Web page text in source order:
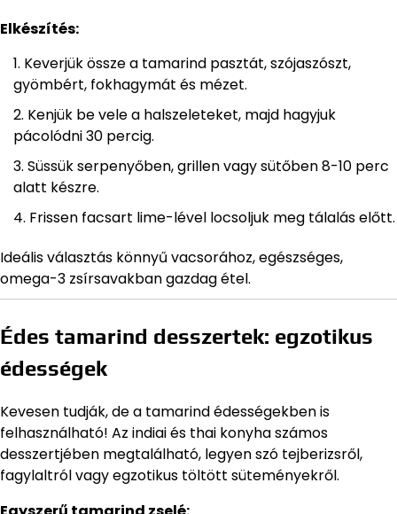
Elkészítés:
Keverjük össze a tamarind pasztát, szójaszószt,
gyömbért, fokhagymát és mézet.
Kenjük be vele a halszeleteket, majd hagyjuk
pácolódni 30 percig.
Süssük serpenyőben, grillen vagy sütőben 8-10 perc
alatt készre.
Frissen facsart lime-lével locsoljuk meg tálalás előtt.
Ideális választás könnyű vacsorához, egészséges,
omega-3 zsírsavakban gazdag étel.
Édes tamarind desszertek: egzotikus
édességek
Kevesen tudják, de a tamarind édességekben is
felhasználható! Az indiai és thai konyha számos
desszertjében megtalálható, legyen szó tejberizsről,
fagylaltról vagy egzotikus töltött süteményekről.